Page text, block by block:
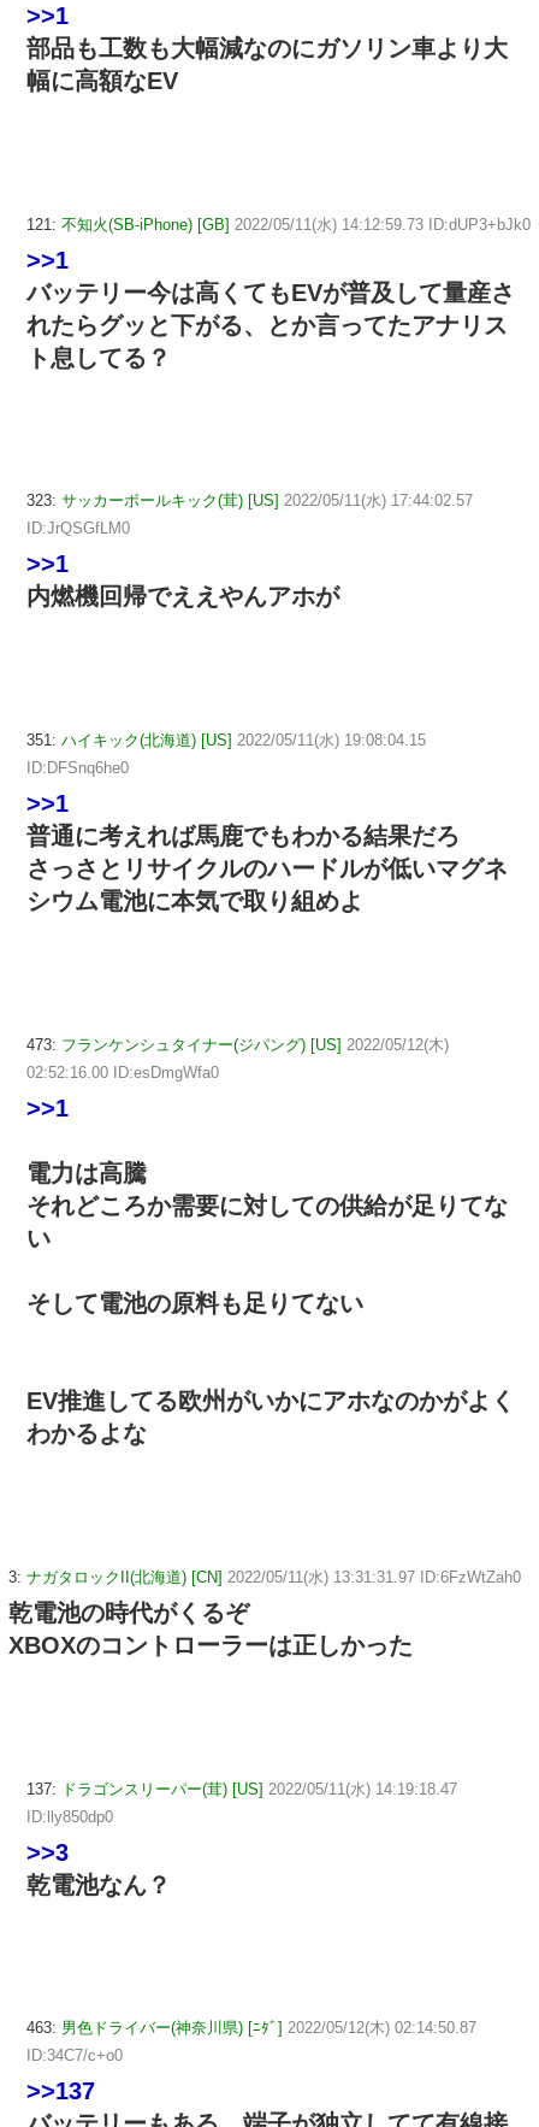
>>1
部品も工数も大幅減なのにガソリン車より大
幅に高額なEV
121: 不知火(SB-iPhone) [GB] 2022/05/11(水) 14:12:59.73 ID:dUP3+bJk0
>>1
バッテリー今は高くてもEVが普及して量産さ
れたらグッと下がる、とか言ってたアナリス
ト息してる？
323: サッカーボールキック(茸) [US] 2022/05/11(水) 17:44:02.57
ID:JrQSGfLM0
>>1
内燃機回帰でええやんアホが
351: ハイキック(北海道) [US] 2022/05/11(水) 19:08:04.15
ID:DFSnq6he0
>>1
普通に考えれば馬鹿でもわかる結果だろ
さっさとリサイクルのハードルが低いマグネ
シウム電池に本気で取り組めよ
473: フランケンシュタイナー(ジパング) [US] 2022/05/12(木)
02:52:16.00 ID:esDmgWfa0
>>1
電力は高騰
それどころか需要に対しての供給が足りてな
い
そして電池の原料も足りてない
EV推進してる欧州がいかにアホなのかがよく
わかるよな
3: ナガタロックII(北海道) [CN] 2022/05/11(水) 13:31:31.97 ID:6FzWtZah0
乾電池の時代がくるぞ
XBOXのコントローラーは正しかった
137: ドラゴンスリーパー(茸) [US] 2022/05/11(水) 14:19:18.47
ID:lly850dp0
>>3
乾電池なん？
463: 男色ドライバー(神奈川県) [ﾆﾀﾞ] 2022/05/12(木) 02:14:50.87
ID:34C7/c+o0
>>137